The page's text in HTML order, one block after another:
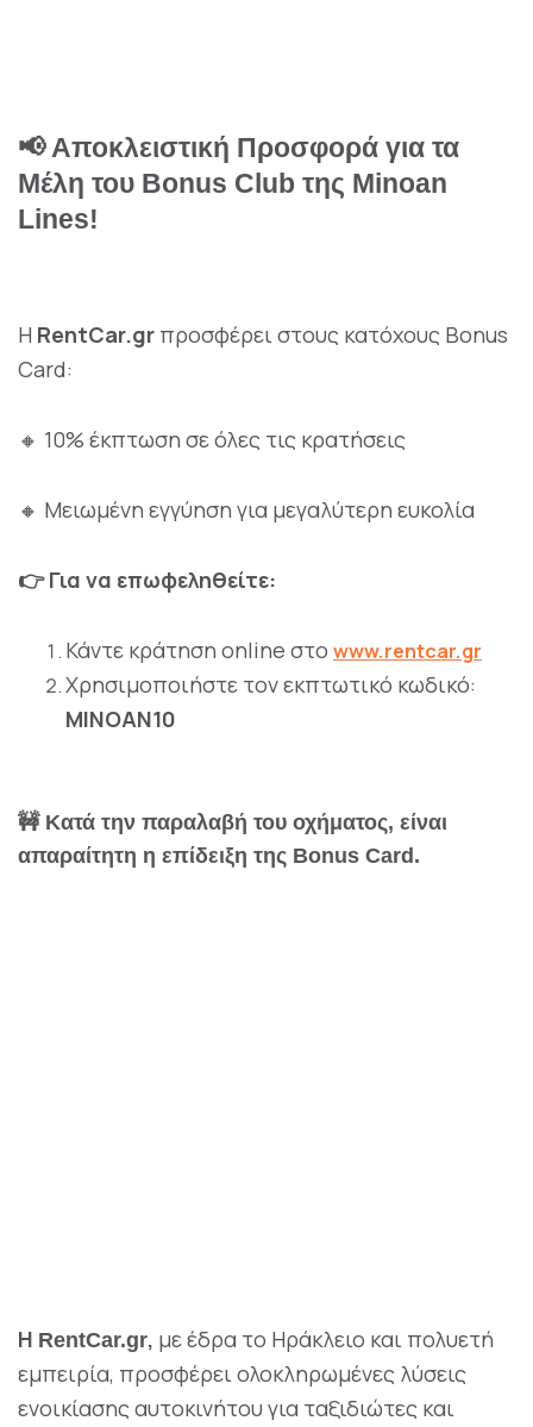
📢 Αποκλειστική Προσφορά για τα
Μέλη του Bonus Club της Minoan
Lines!
Η RentCar.gr προσφέρει στους κατόχους Bonus
Card:
🔸 10% έκπτωση σε όλες τις κρατήσεις
🔸 Μειωμένη εγγύηση για μεγαλύτερη ευκολία
👉Για να επωφεληθείτε:
Κάντε κράτηση online στο www.rentcar.gr
Χρησιμοποιήστε τον εκπτωτικό κωδικό:
MINOAN10
🚧Κατά την παραλαβή του οχήματος, είναι
απαραίτητη η επίδειξη της Bonus Card.
Η RentCar.gr, με έδρα το Ηράκλειο και πολυετή
εμπειρία, προσφέρει ολοκληρωμένες λύσεις
ενοικίασης αυτοκινήτου για ταξιδιώτες και